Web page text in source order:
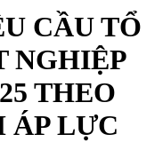
CẦU TỔ
NGHIỆP
THEO
ÁP LỰC